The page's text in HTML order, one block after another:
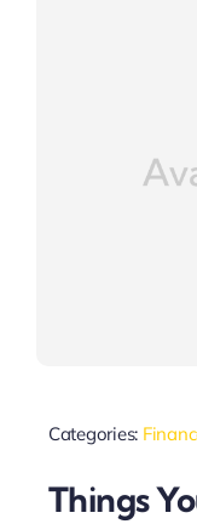
Categories:
Things